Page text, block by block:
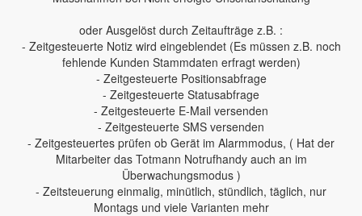
oder Ausgelöst durch Zeitaufträge z.B. :
- Zeitgesteuerte Notiz wird eingeblendet (Es müssen z.B. noch
fehlende Kunden Stammdaten erfragt werden)
- Zeitgesteuerte Positionsabfrage
- Zeitgesteuerte Statusabfrage
- Zeitgesteuerte E-Mail versenden
- Zeitgesteuerte SMS versenden
- Zeitgesteuertes prüfen ob Gerät im Alarmmodus, ( Hat der
Mitarbeiter das Totmann Notrufhandy auch an im
Überwachungsmodus )
- Zeitsteuerung einmalig, minütlich, stündlich, täglich, nur
Montags und viele Varianten mehr